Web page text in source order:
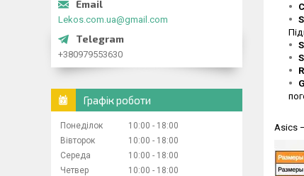
Asics
Lekos.com.ua@gmail.com
+380979553630
Графік роботи
Понеділок 10:00
18:00
Вівторок
10:00
18:00
Середа
10:00
18:00
Четвер
10:00
18:00